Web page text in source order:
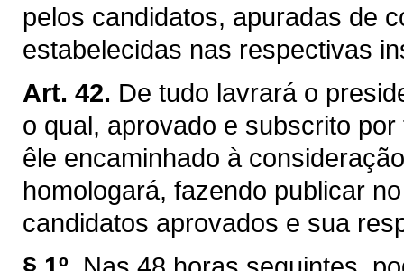
pelos candidatos, apuradas de
estabelecidas nas respectivas
Art. 42. De tudo lavrará o
o qual, aprovado e subscrito
êle encaminhado à
homologará, fazendo publicar
candidatos aprovados e sua